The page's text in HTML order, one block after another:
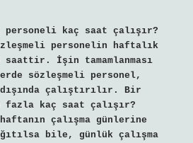
personeli kaç saat çalışır?
personelin haftalık
saattir. İşin tamamlanması
sözleşmeli personel,
çalıştırılır. Bir
fazla kaç saat çalışır?
çalışma günlerine
bile, günlük çalışma